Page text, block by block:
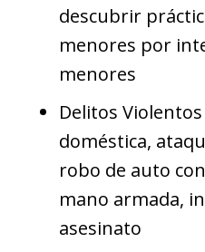
descubrir
menores por
menores
Delitos
doméstica,
robo de auto
mano armada,
asesinato